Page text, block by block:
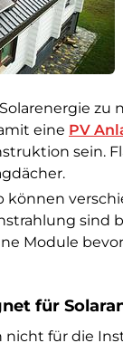
zu
eine PV
sein.
können
sind
Module
für
für die